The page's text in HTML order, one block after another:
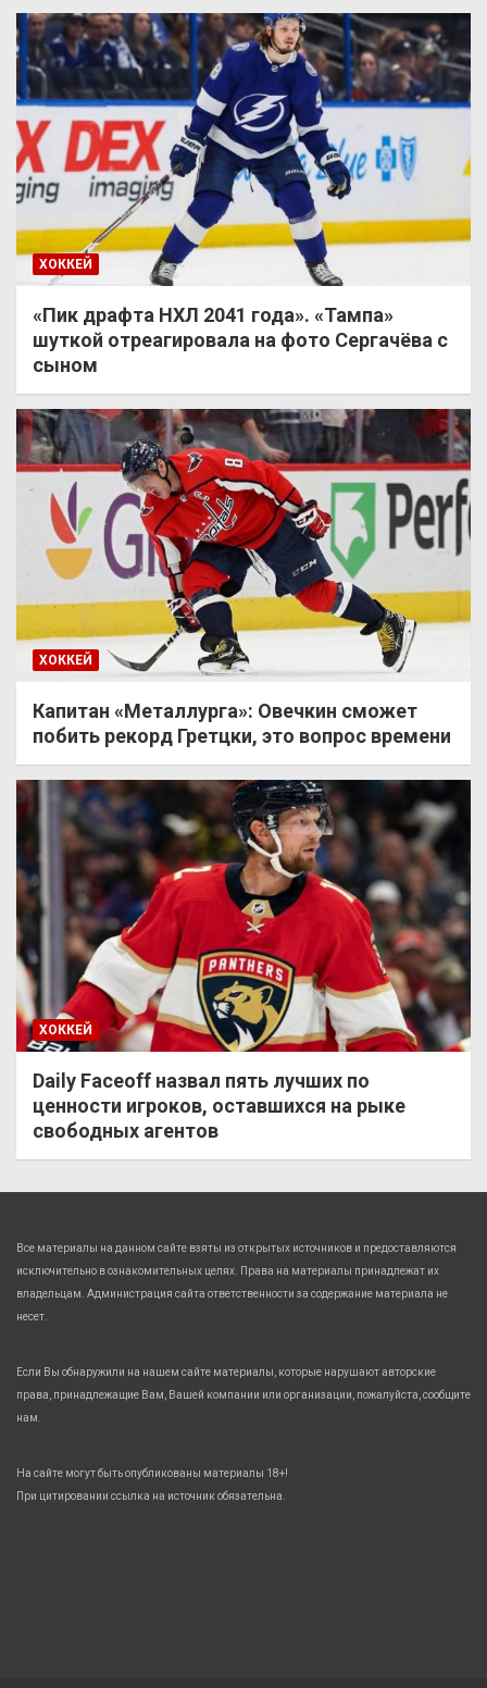
ХОККЕЙ
«Пик драфта НХЛ 2041 года». «Тампа»
шуткой отреагировала на фото Сергачёва с
сыном
ХОККЕЙ
Капитан «Металлурга»: Овечкин сможет
побить рекорд Гретцки, это вопрос времени
ХОККЕЙ
Daily Faceoff назвал пять лучших по
ценности игроков, оставшихся на рыке
свободных агентов
Все материалы на данном сайте взяты из открытых источников и предоставляются
исключительно в ознакомительных целях. Права на материалы принадлежат их
владельцам. Администрация сайта ответственности за содержание материала не
несет.
Если Вы обнаружили на нашем сайте материалы, которые нарушают авторские
права, принадлежащие Вам, Вашей компании или организации, пожалуйста, сообщите
нам.
На сайте могут быть опубликованы материалы 18+!
При цитировании ссылка на источник обязательна.